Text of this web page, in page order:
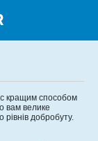
кращим способом
вам велике
рівнів добробуту.